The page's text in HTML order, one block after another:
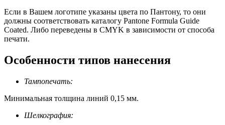
Если в Вашем логотипе указаны цвета по Пантону, то они
должны соответствовать каталогу Pantone Formula Guide
Coated. Либо переведены в CMYK в зависимости от способа
печати.
Особенности типов нанесения
Тампопечать:
Минимальная толщина линий 0,15 мм.
Шелкография: